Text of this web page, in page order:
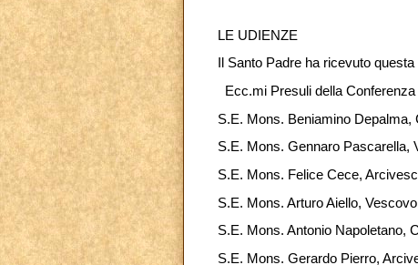
LE UDIENZE
Il Santo Padre ha ricevuto
Ecc.mi Presuli della
S.E. Mons. Beniamino
S.E. Mons. Gennaro Pascarella,
S.E. Mons. Felice Cece,
S.E. Mons. Arturo Aiello,
S.E. Mons. Antonio Napoletano,
S.E. Mons. Gerardo Pierro,